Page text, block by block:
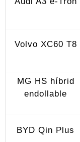
Volvo XC60 T8
MG HS híbrid
endollable
BYD Qin Plus